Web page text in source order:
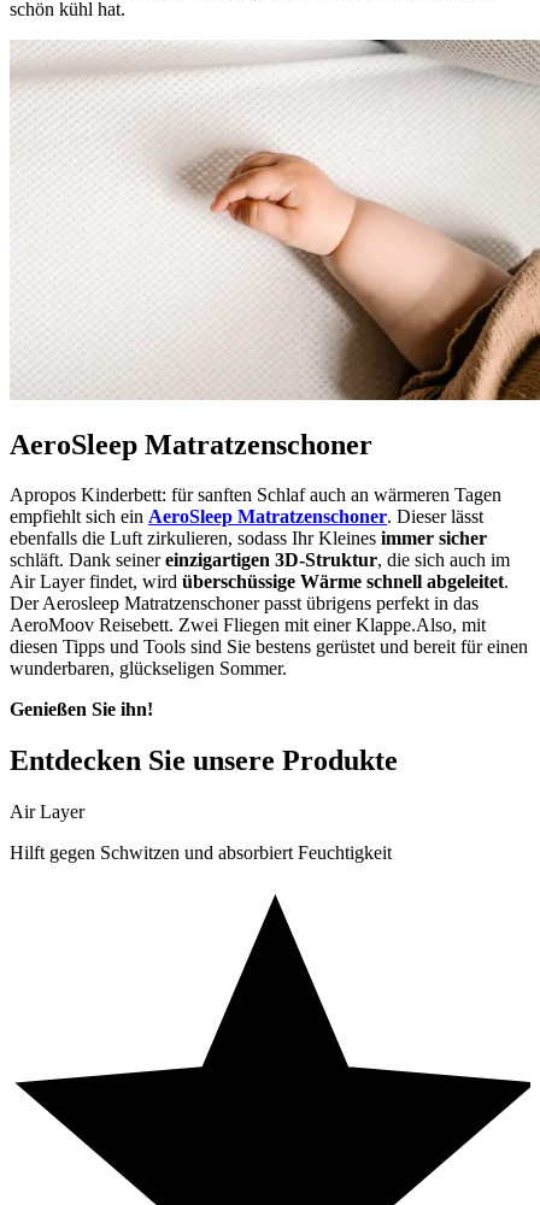
schön kühl hat.
AeroSleep Matratzenschoner
Apropos Kinderbett: für sanften Schlaf auch an wärmeren Tagen
empfiehlt sich ein AeroSleep Matratzenschoner. Dieser lässt
ebenfalls die Luft zirkulieren, sodass Ihr Kleines immer sicher
schläft. Dank seinereinzigartigen 3D-Struktur, die sich auch im
Air Layer findet, wird überschüssige Wärme schnell abgeleitet.
Der Aerosleep Matratzenschoner passt übrigens perfekt in das
AeroMoov Reisebett. Zwei Fliegen mit einer Klappe.Also, mit
diesen Tipps und Tools sind Sie bestens gerüstet und bereit für einen
wunderbaren, glückseligen Sommer.
Genießen Sie ihn!
Entdecken Sie unsere Produkte
Air Layer
Hilft gegen Schwitzen und absorbiert Feuchtigkeit